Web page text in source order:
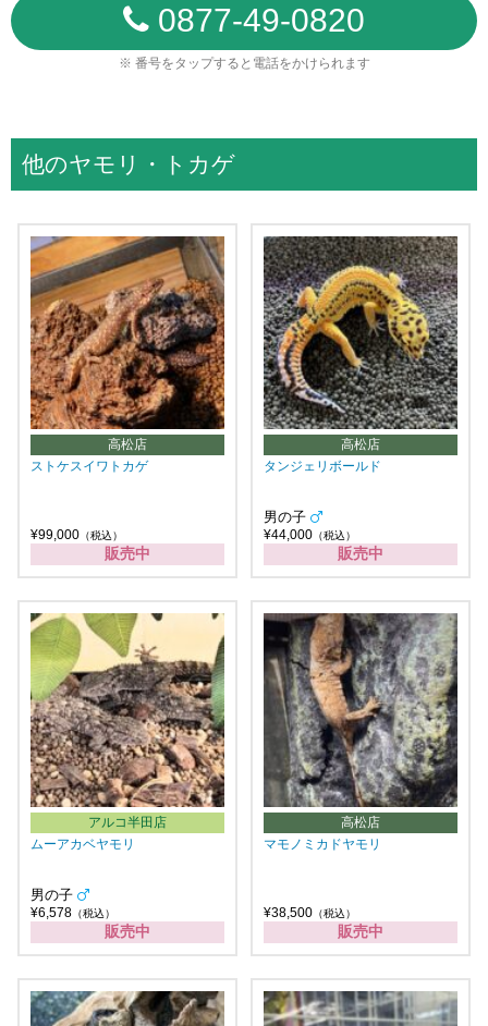
0877-49-0820
※ 番号をタップすると電話をかけられます
他のヤモリ・トカゲ
高松店
ストケスイワトカゲ
¥99,000 （税込）
販売中
高松店
タンジェリボールド
男の子
¥44,000 （税込）
販売中
アルコ半田店
ムーアカベヤモリ
男の子
¥6,578 （税込）
販売中
高松店
マモノミカドヤモリ
¥38,500 （税込）
販売中